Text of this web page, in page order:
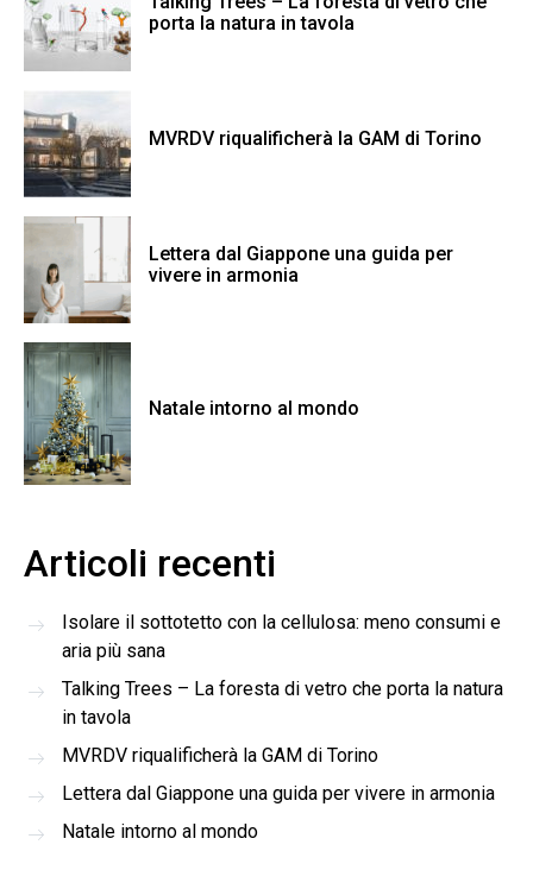
porta la natura in tavola
MVRDV riqualificherà la GAM di Torino
Lettera dal Giappone una guida per
vivere in armonia
Natale intorno al mondo
Articoli recenti
Isolare il sottotetto con la cellulosa: meno consumi e
aria più sana
Talking Trees – La foresta di vetro che porta la natura
in tavola
MVRDV riqualificherà la GAM di Torino
Lettera dal Giappone una guida per vivere in armonia
Natale intorno al mondo